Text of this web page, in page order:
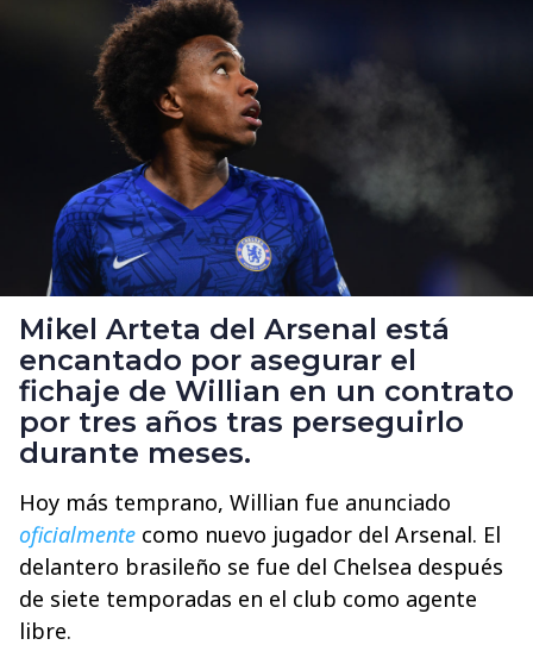
Mikel Arteta del Arsenal está
encantado por asegurar el
fichaje de Willian en un contrato
por tres años tras perseguirlo
durante meses.
Hoy más temprano, Willian fue anunciado
oficialmente como nuevo jugador del Arsenal. El
delantero brasileño se fue del Chelsea después
de siete temporadas en el club como agente
libre.